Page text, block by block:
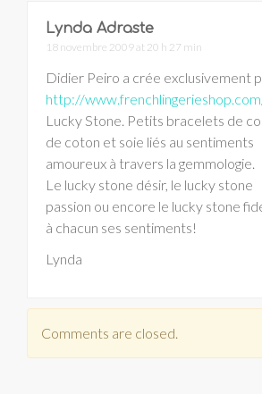
Lynda Adraste
18 novembre 2009 at 20 h 27 min
Didier Peiro a crée exclusivement
http://
Lucky Stone. Petits bracelets de
de coton et soie liés au sentiments
amoureux à travers la gemmologie.
Le lucky stone désir, le lucky stone
passion ou encore le lucky stone
à chacun ses sentiments!
Lynda
Comments are closed.